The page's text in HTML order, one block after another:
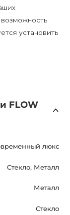
установить
ее
и стильный
FLOW
люкс
Стекло, Металл
Металл
Стекло